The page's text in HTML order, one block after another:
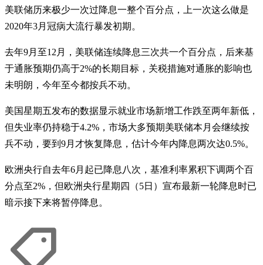
美联储历来极少一次过降息一整个百分点，上一次这么做是
2020年3月冠病大流行暴发初期。
去年9月至12月，美联储连续降息三次共一个百分点，后来基
于通胀预期仍高于2%的长期目标，关税措施对通胀的影响也
未明朗，今年至今都按兵不动。
美国星期五发布的数据显示就业市场新增工作跌至两年新低，
但失业率仍持稳于4.2%，市场大多预期美联储本月会继续按
兵不动，要到9月才恢复降息，估计今年内降息两次达0.5%。
欧洲央行自去年6月起已降息八次，基准利率累积下调两个百
分点至2%，但欧洲央行星期四（5日）宣布最新一轮降息时已
暗示接下来将暂停降息。